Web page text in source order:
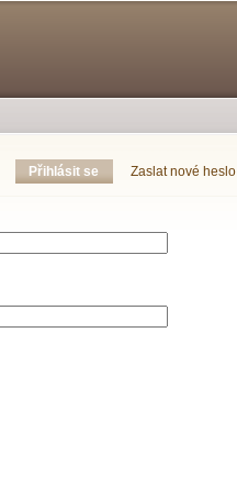
Přihlásit se (aktivní záložka)
Zaslat nové heslo